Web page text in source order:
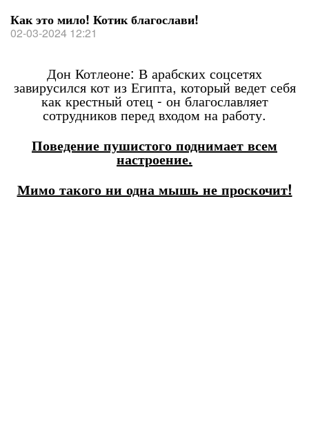
Как это мило! Котик благослави!
02-03-2024 12:21
Дон Котлеоне: В арабских соцсетях
завирусился кот из Египта, который ведет себя
как крестный отец - он благославляет
сотрудников перед входом на работу.
Поведение пушистого поднимает всем
настроение.
Мимо такого ни одна мышь не проскочит!